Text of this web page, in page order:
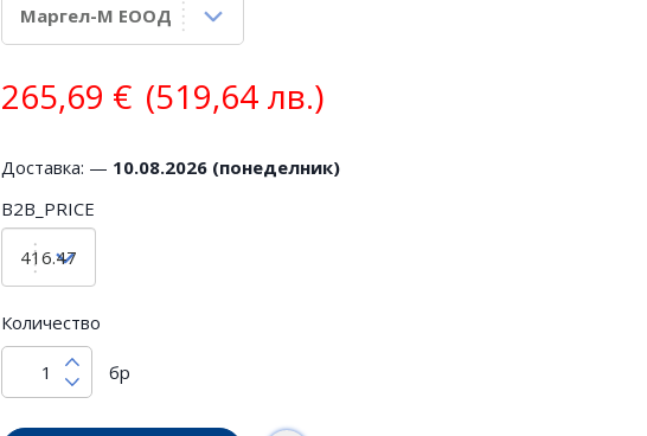
265,69 € (519,64 лв.)
Доставка: — 10.08.2026 (понеделник)
B2B_PRICE
Количество
бр